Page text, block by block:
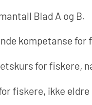
Blad A og B.
kompetanse for
for fiskere,
fiskere, ikke eldre